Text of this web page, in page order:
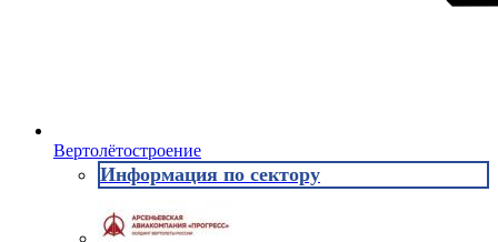
Вертолётостроение
Информация по сектору